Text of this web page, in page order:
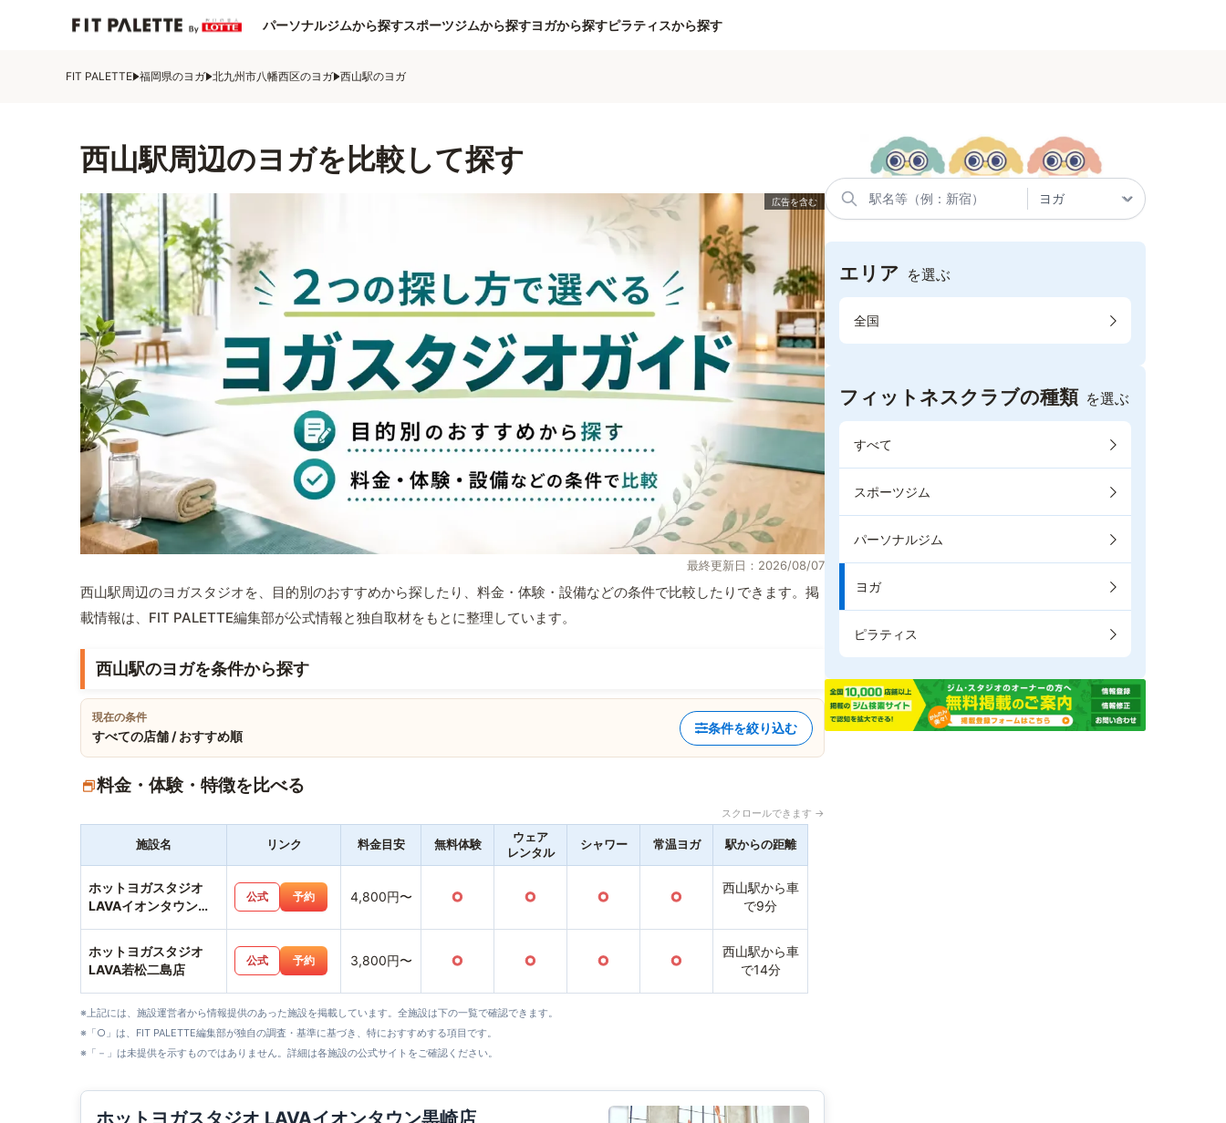
パーソナルジムから探すスポーツジムから探すヨガから探すピラティスから探す
FIT PALETTE 福岡県のヨガ 北九州市八幡西区のヨガ 西山駅のヨガ
西山駅周辺のヨガを比較して探す
最終更新日：2026/08/07
西山駅周辺のヨガスタジオを、目的別のおすすめから探したり、料金・体験・設備などの条件で比較したりできます。掲
載情報は、FIT PALETTE編集部が公式情報と独自取材をもとに整理しています。
西山駅のヨガを条件から探す
現在の条件
すべての店舗 / おすすめ順
条件を絞り込む
料金・体験・特徴を比べる
スクロールできます →
施設名 リンク 料金目安 無料体験
ウェア
レンタル
シャワー 常温ヨガ 駅からの距離
ホットヨガスタジオ
LAVAイオンタウン黒
公式 予約 4,800円〜 ○ ○ ○ ○
西山駅から車
で9分
ホットヨガスタジオ
LAVA若松二島店
公式 予約 3,800円〜 ○ ○ ○ ○
西山駅から車
で14分
※上記には、施設運営者から情報提供のあった施設を掲載しています。全施設は下の一覧で確認できます。
※「○」は、FIT PALETTE編集部が独自の調査・基準に基づき、特におすすめする項目です。
※「－」は未提供を示すものではありません。詳細は各施設の公式サイトをご確認ください。
エリア を選ぶ
全国
フィットネスクラブの種類 を選ぶ
すべて
スポーツジム
パーソナルジム
ヨガ
ピラティス